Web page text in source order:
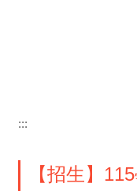
:::
【招生】